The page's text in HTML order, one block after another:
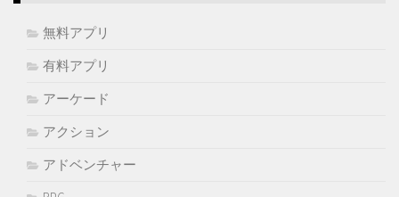
無料アプリ
有料アプリ
アーケード
アクション
アドベンチャー